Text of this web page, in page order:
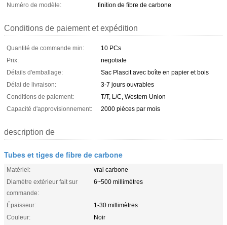
Numéro de modèle:
finition de fibre de carbone
Conditions de paiement et expédition
Quantité de commande min:
10 PCs
Prix:
negotiate
Détails d'emballage:
Sac Plascit avec boîte en papier et bois
Délai de livraison:
3-7 jours ouvrables
Conditions de paiement:
T/T, L/C, Western Union
Capacité d'approvisionnement:
2000 pièces par mois
description de
Tubes et tiges de fibre de carbone
Matériel:
vrai carbone
Diamètre extérieur fait sur
commande:
6~500 millimètres
Épaisseur:
1-30 millimètres
Couleur:
Noir